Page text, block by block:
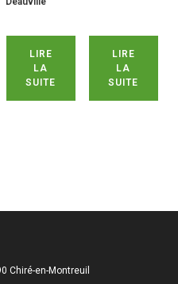
LIRE
LA
SUITE
LIRE
LA
SUITE
Chiré-en-Montreuil